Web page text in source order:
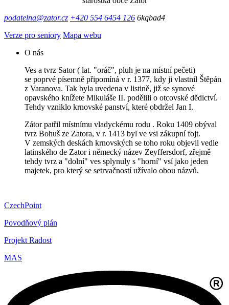
podatelna@zator.cz +420 554 6454 126 6kqbad4
Verze pro seniory Mapa webu
O nás
Ves a tvrz Sator ( lat. "oráč", pluh je na místní pečeti)
se poprvé písemně připomíná v r. 1377, kdy ji vlastnil Štěpán
z Varanova. Tak byla uvedena v listině, již se synové
opavského knížete Mikuláše II. podělili o otcovské dědictví.
Tehdy vzniklo krnovské panství, které obdržel Jan I.
Zátor patřil místnímu vladyckému rodu . Roku 1409 obýval
tvrz Bohuš ze Zatora, v r. 1413 byl ve vsi zákupní fojt.
V zemských deskách krnovských se toho roku objevil vedle
latinského de Zator i německý název Zeyffersdorf, zřejmě
tehdy tvrz a "dolní" ves splynuly s "horní" vsí jako jeden
majetek, pro který se setrvačností užívalo obou názvů.
CzechPoint
Povodňový plán
Projekt Radost
MAS